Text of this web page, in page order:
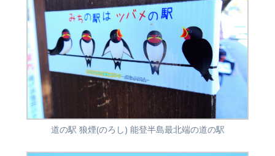
道の駅 狼煙(のろし) 能登半島最北端の道の駅